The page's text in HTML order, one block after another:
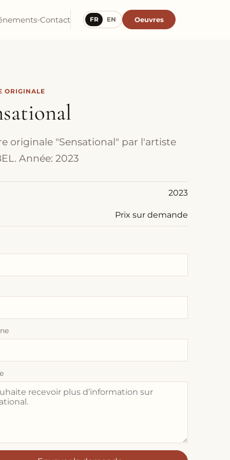
Contact FR EN Oeuvres
ORIGINALE
originale "Sensational" par l'artiste
Année: 2023
2023
Prix sur demande